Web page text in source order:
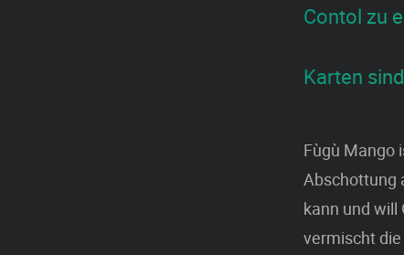
Contol zu
Karten
Fùgù Mango
Abschottung
kann und will
vermischt